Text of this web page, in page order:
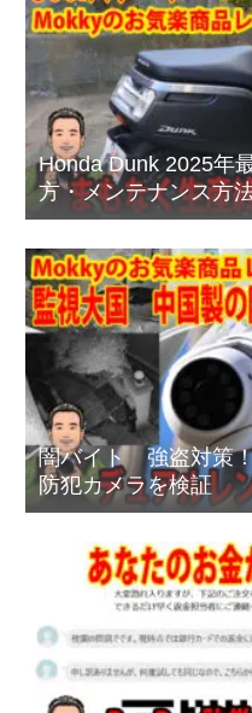
Honda Dunk 2025年
方・メンテナンス方
情報あり
闇バイト 強盗対策
防犯カメラを検証